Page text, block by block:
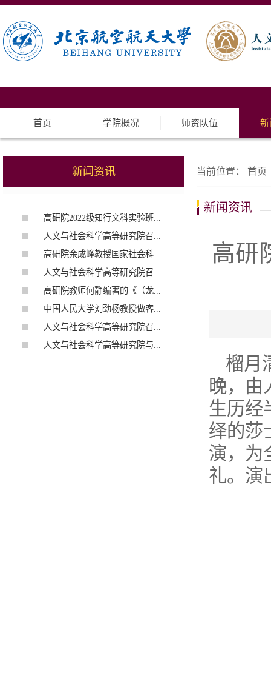
首页 学院概况 师资队伍 新
新闻资讯
高研院2022级知行文科实验班...
人文与社会科学高等研究院召...
高研院余成峰教授国家社会科...
人文与社会科学高等研究院召...
高研院教师何静编著的《（龙...
中国人民大学刘劲杨教授做客...
人文与社会科学高等研究院召...
人文与社会科学高等研究院与...
当前位置： 首页
新闻资讯
高研
榴月
晚，由
生历经
绎的莎
演，为
礼。演